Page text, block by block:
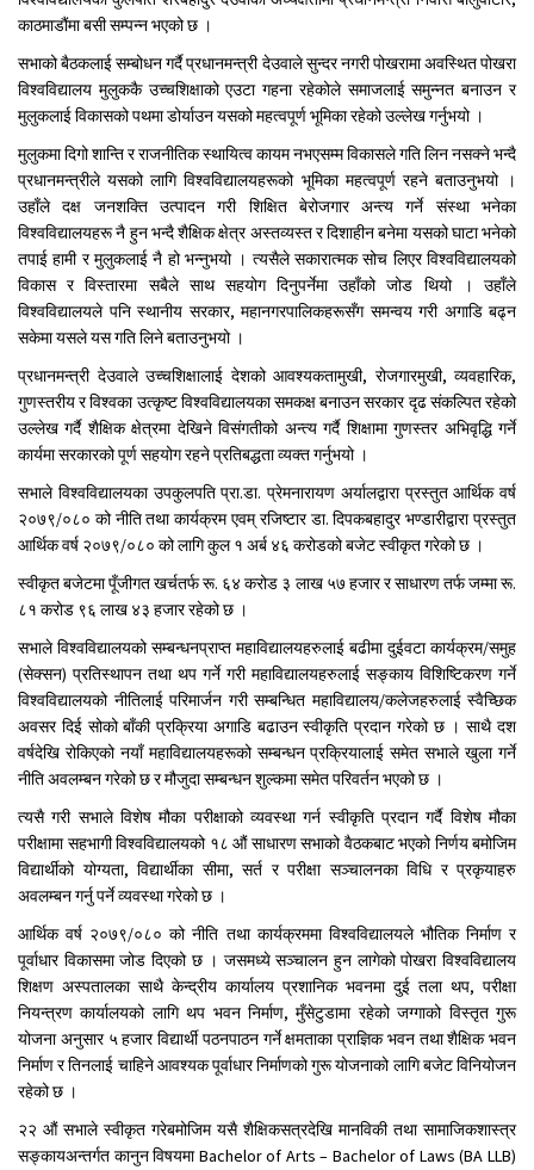
काठमाडौंमा बसी सम्पन्न भएको छ ।
सभाको बैठकलाई सम्बोधन गर्दै प्रधानमन्त्री देउवाले सुन्दर नगरी पोखरामा अवस्थित पोखरा
विश्वविद्यालय मुलुककै उच्चशिक्षाको एउटा गहना रहेकोले समाजलाई समुन्नत बनाउन र
मुलुकलाई विकासको पथमा डोर्याउन यसको महत्वपूर्ण भूमिका रहेको उल्लेख गर्नुभयो ।
मुलुकमा दिगो शान्ति र राजनीतिक स्थायित्व कायम नभएसम्म विकासले गति लिन नसक्ने भन्दै
प्रधानमन्त्रीले यसको लागि विश्वविद्यालयहरूको भूमिका महत्वपूर्ण रहने बताउनुभयो ।
उहाँले दक्ष जनशक्ति उत्पादन गरी शिक्षित बेरोजगार अन्त्य गर्ने संस्था भनेका
विश्वविद्यालयहरू नै हुन भन्दै शैक्षिक क्षेत्र अस्तव्यस्त र दिशाहीन बनेमा यसको घाटा भनेको
तपाई हामी र मुलुकलाई नै हो भन्नुभयो । त्यसैले सकारात्मक सोच लिएर विश्वविद्यालयको
विकास र विस्तारमा सबैले साथ सहयोग दिनुपर्नेमा उहाँको जोड थियो । उहाँले
विश्वविद्यालयले पनि स्थानीय सरकार, महानगरपालिकहरूसँग समन्वय गरी अगाडि बढ्न
सकेमा यसले यस गति लिने बताउनुभयो ।
प्रधानमन्त्री देउवाले उच्चशिक्षालाई देशको आवश्यकतामुखी, रोजगारमुखी, व्यवहारिक,
गुणस्तरीय र विश्वका उत्कृष्ट विश्वविद्यालयका समकक्ष बनाउन सरकार दृढ संकल्पित रहेको
उल्लेख गर्दै शैक्षिक क्षेत्रमा देखिने विसंगतीको अन्त्य गर्दै शिक्षामा गुणस्तर अभिवृद्धि गर्ने
कार्यमा सरकारको पूर्ण सहयोग रहने प्रतिबद्धता व्यक्त गर्नुभयो ।
सभाले विश्वविद्यालयका उपकुलपति प्रा.डा. प्रेमनारायण अर्यालद्वारा प्रस्तुत आर्थिक वर्ष
२०७९/०८० को नीति तथा कार्यक्रम एवम् रजिष्टार डा. दिपकबहादुर भण्डारीद्वारा प्रस्तुत
आर्थिक वर्ष २०७९/०८० को लागि कुल १ अर्ब ४६ करोडको बजेट स्वीकृत गरेको छ ।
स्वीकृत बजेटमा पूँजीगत खर्चतर्फ रू. ६४ करोड ३ लाख ५७ हजार र साधारण तर्फ जम्मा रू.
८१ करोड ९६ लाख ४३ हजार रहेको छ ।
सभाले विश्वविद्यालयको सम्बन्धनप्राप्त महाविद्यालयहरुलाई बढीमा दुईवटा कार्यक्रम/समुह
(सेक्सन) प्रतिस्थापन तथा थप गर्ने गरी महाविद्यालयहरुलाई सङ्काय विशिष्टिकरण गर्ने
विश्वविद्यालयको नीतिलाई परिमार्जन गरी सम्बन्धित महाविद्यालय/कलेजहरुलाई स्वैच्छिक
अवसर दिई सोको बाँकी प्रक्रिया अगाडि बढाउन स्वीकृति प्रदान गरेको छ । साथै दश
वर्षदेखि रोकिएको नयाँ महाविद्यालयहरूको सम्बन्धन प्रक्रियालाई समेत सभाले खुला गर्ने
नीति अवलम्बन गरेको छ र मौजुदा सम्बन्धन शुल्कमा समेत परिवर्तन भएको छ ।
त्यसै गरी सभाले विशेष मौका परीक्षाको व्यवस्था गर्न स्वीकृति प्रदान गर्दै विशेष मौका
परीक्षामा सहभागी विश्वविद्यालयको १८ औं साधारण सभाको वैठकबाट भएको निर्णय बमोजिम
विद्यार्थीको योग्यता, विद्यार्थीका सीमा, सर्त र परीक्षा सञ्चालनका विधि र प्रकृयाहरु
अवलम्बन गर्नु पर्ने व्यवस्था गरेको छ ।
आर्थिक वर्ष २०७९/०८० को नीति तथा कार्यक्रममा विश्वविद्यालयले भौतिक निर्माण र
पूर्वाधार विकासमा जोड दिएको छ । जसमध्ये सञ्चालन हुन लागेको पोखरा विश्वविद्यालय
शिक्षण अस्पतालका साथै केन्द्रीय कार्यालय प्रशानिक भवनमा दुई तला थप, परीक्षा
नियन्त्रण कार्यालयको लागि थप भवन निर्माण, मुँसेटुडामा रहेको जग्गाको विस्तृत गुरू
योजना अनुसार ५ हजार विद्यार्थी पठनपाठन गर्ने क्षमताका प्राज्ञिक भवन तथा शैक्षिक भवन
निर्माण र तिनलाई चाहिने आवश्यक पूर्वाधार निर्माणको गुरू योजनाको लागि बजेट विनियोजन
रहेको छ ।
२२ औं सभाले स्वीकृत गरेबमोजिम यसै शैक्षिकसत्रदेखि मानविकी तथा सामाजिकशास्त्र
सङ्कायअन्तर्गत कानुन विषयमा Bachelor of Arts – Bachelor of Laws (BA LLB)